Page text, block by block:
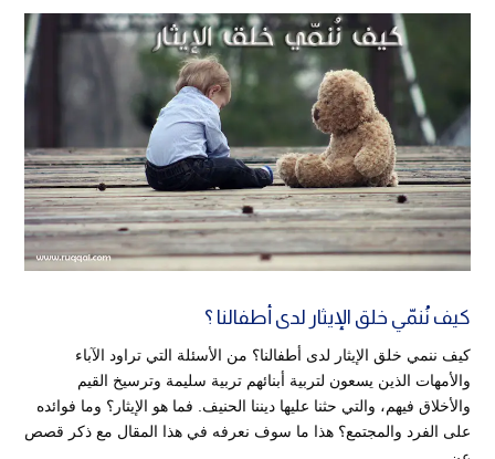
كيف نُنمّي خلق الإيثار لدى أطفالنا ؟
كيف ننمي خلق الإيثار لدى أطفالنا؟ من الأسئلة التي تراود الآباء
والأمهات الذين يسعون لتربية أبنائهم تربية سليمة وترسيخ القيم
والأخلاق فيهم، والتي حثنا عليها ديننا الحنيف. فما هو الإيثار؟ وما فوائده
على الفرد والمجتمع؟ هذا ما سوف نعرفه في هذا المقال مع ذكر قصص